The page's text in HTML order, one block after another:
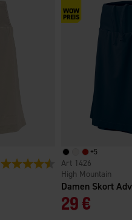
Bewertung: 4.7 von 5 Sternen
+5
Damen Skort
High Mountain
1426
29 €